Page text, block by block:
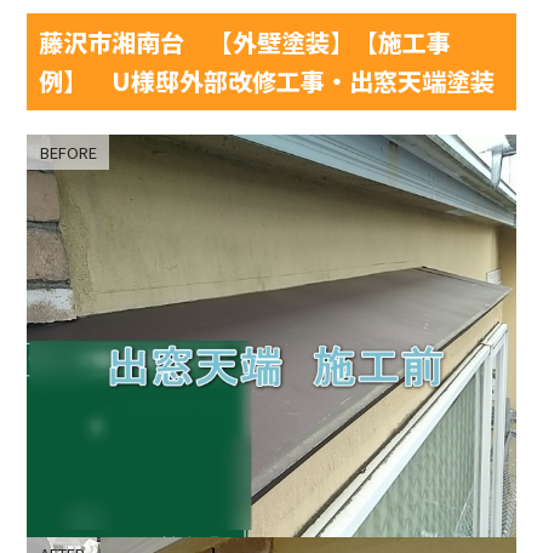
藤沢市湘南台 【外壁塗装】【施工事
例】 U様邸外部改修工事・出窓天端塗装